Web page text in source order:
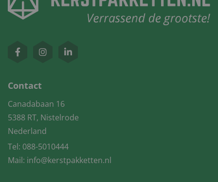
Contact
Canadabaan 16
5388 RT, Nistelrode
Nederland
Tel: 088-5010444
Mail: info@kerstpakketten.nl